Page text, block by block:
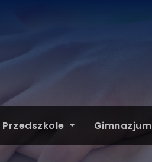
Przedszkole Gimnazjum